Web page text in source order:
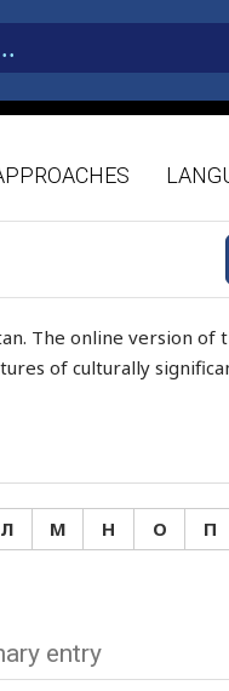
The online version of
of culturally
Л М Н О П
entry